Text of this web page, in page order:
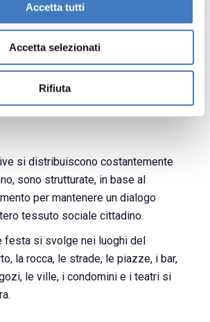
Accetta tutti
Accetta selezionati
Rifiuta
si distribuiscono costantemente
sono strutturate, in base al
per mantenere un dialogo
tessuto sociale cittadino.
festa si svolge nei luoghi del
la rocca, le strade, le piazze, i bar,
le ville, i condomini e i teatri si